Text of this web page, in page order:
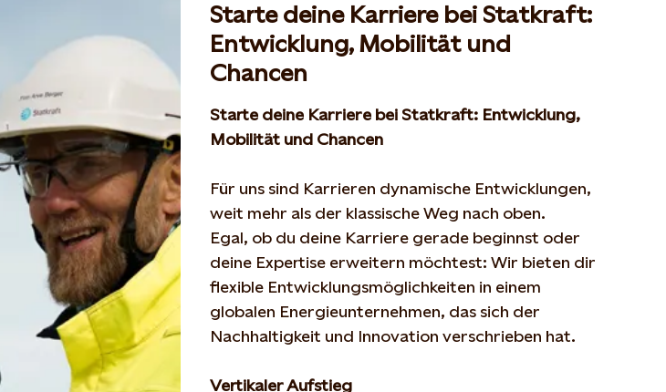
Starte deine Karriere bei Statkraft:
Entwicklung, Mobilität und
Chancen
Starte deine Karriere bei Statkraft: Entwicklung,
Mobilität und Chancen
Für uns sind Karrieren dynamische Entwicklungen,
weit mehr als der klassischeWeg nach oben.
Egal, ob du deine Karriere gerade beginnst oder
deine Expertise erweitern möchtest: Wir bieten dir
flexible Entwicklungsmöglichkeiten in einem
globalen Energieunternehmen, das sich der
Nachhaltigkeit und Innovation verschrieben hat.
VertikalerAufstieg